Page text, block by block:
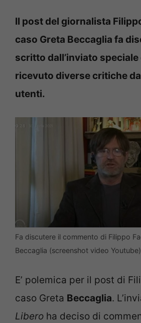
Il post del giornalista
caso Greta Beccaglia fa
scritto dall’inviato speciale
ricevuto diverse critiche
utenti.
Fa discutere il commento di Filippo
Beccaglia (screenshot video Youtube)
E’ polemica per il post di
caso Greta Beccaglia.
Libero ha deciso di